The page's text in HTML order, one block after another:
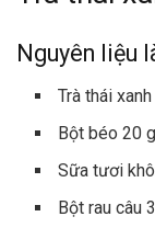
Nguyên liệu
Trà thái
Bột béo 20
Sữa tươi
Bột rau câu